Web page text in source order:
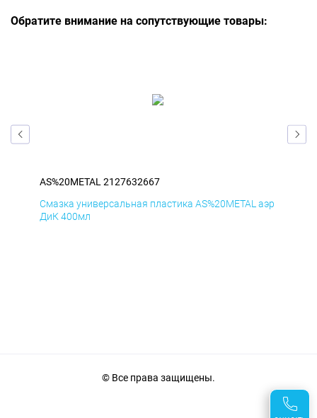
Обратите внимание на сопутствующие товары:
AS%20METAL 2127632667
Смазка универсальная пластика AS%20METAL аэр
ДиК 400мл
© Все права защищены.